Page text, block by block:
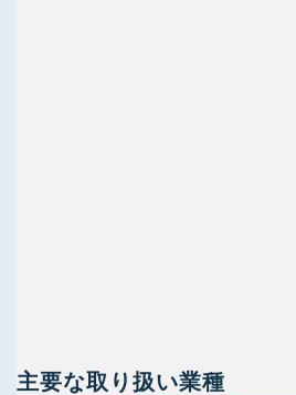
主要な取り扱い業種